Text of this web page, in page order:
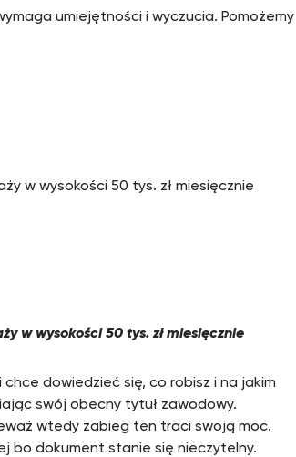
umiejętności i wyczucia. Pomożemy
w wysokości 50 tys. zł miesięcznie
w wysokości 50 tys. zł miesięcznie
dowiedzieć się, co robisz i na jakim
swój obecny tytuł zawodowy.
wtedy zabieg ten traci swoją moc.
bo dokument stanie się nieczytelny.